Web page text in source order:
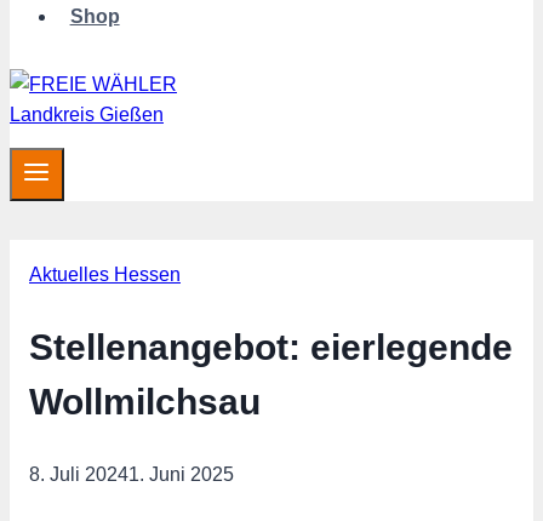
Shop
Aktuelles Hessen
Stellenangebot: eierlegende
Wollmilchsau
8. Juli 20241. Juni 2025